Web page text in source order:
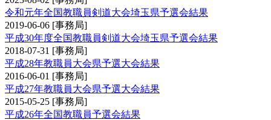
令和元年全国教職員剣道大会埼玉県予選会結果
2019-06-06 [事務局]
平成30年度全国教職員剣道大会埼玉県予選会結果
2018-07-31 [事務局]
平成28年教職員大会県予選大会結果
2016-06-01 [事務局]
平成27年教職員大会県予選大会結果
2015-05-25 [事務局]
平成26年全国教職員予選会結果